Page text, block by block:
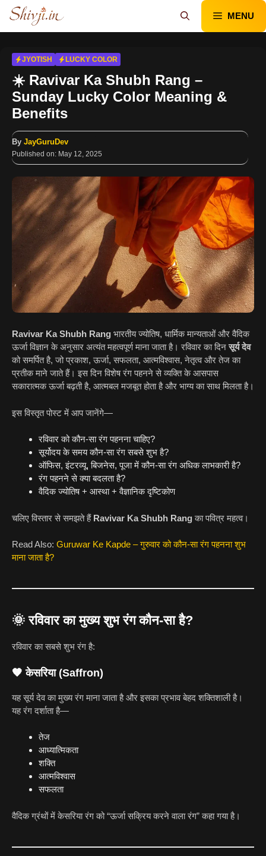
Skip
content
MENU
JYOTISH LUCKY COLOR
☀️ Ravivar Ka Shubh Rang –
Sunday Lucky Color Meaning &
Benefits
By JayGuruDev
Published on: May 12, 2025
Ravivar Ka Shubh Rang भारतीय ज्योतिष, धार्मिक मान्यताओं और वैदिक
ऊर्जा विज्ञान के अनुसार अत्यंत महत्वपूर्ण माना जाता है। रविवार का दिनसूर्य देव
को समर्पित है, जो प्रकाश, ऊर्जा, सफलता, आत्मविश्वास, नेतृत्व और तेज का
प्रतीक माने जाते हैं। इस दिन विशेष रंग पहनने से व्यक्ति के आसपास
सकारात्मक ऊर्जा बढ़ती है, आत्मबल मजबूत होता है और भाग्य का साथ मिलता है।
इस विस्तृत पोस्ट में आप जानेंगे—
रविवार को कौन-सा रंग पहनना चाहिए?
सूर्योदय के समय कौन-सा रंग सबसे शुभ है?
ऑफिस, इंटरव्यू, बिजनेस, पूजा में कौन-सा रंग अधिक लाभकारी है?
रंग पहनने से क्या बदलता है?
वैदिक ज्योतिष + आस्था + वैज्ञानिक दृष्टिकोण
चलिए विस्तार से समझते हैं Ravivar Ka Shubh Rangका पवित्र महत्व।
Read Also: Guruwar Ke Kapde – गुरुवार को कौन-सा रंग पहनना शुभ
माना जाता है?
🌞रविवार का मुख्य शुभ रंग कौन-सा है?
रविवार का सबसे शुभ रंग है:
🧡 केसरिया (Saffron)
यह सूर्य देव का मुख्य रंग माना जाता है और इसका प्रभाव बेहद शक्तिशाली है।
यह रंग दर्शाता है—
तेज
आध्यात्मिकता
शक्ति
आत्मविश्वास
सफलता
वैदिक ग्रंथों में केसरिया रंग को “ऊर्जा सक्रिय करने वाला रंग” कहा गया है।